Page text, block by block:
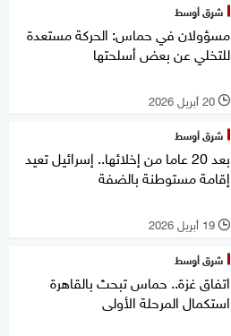
شرق أوسط
مسؤولان في حماس: الحركة مستعدة
للتخلي عن بعض أسلحتها
l 20 أبريل 2026
شرق أوسط
بعد 20 عاما من إخلائها.. إسرائيل تعيد
إقامة مستوطنة بالضفة
l 19 أبريل 2026
شرق أوسط
اتفاق غزة.. حماس تبحث بالقاهرة
استكمال المرحلة الأولى